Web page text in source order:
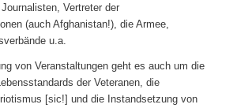
Vertreter der
(auch Afghanistan!), die Armee,
u.a.
von Veranstaltungen geht es auch um die
der Veteranen, die
[sic!] und die Instandsetzung von